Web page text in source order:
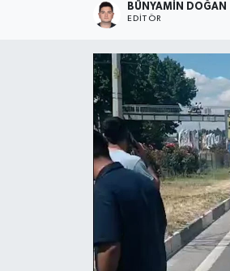
BÜNYAMIN DOĞAN
EDITÖR
Domaniç
Dumlupınar
Ekonomi